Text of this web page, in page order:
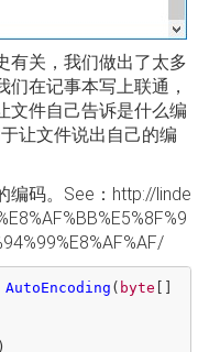
有关，我们做出了太多
在记事本写上联通，
文件自己告诉是什么编
让文件说出自己的编
编码。See：http://linde
AutoEncoding ( byte []